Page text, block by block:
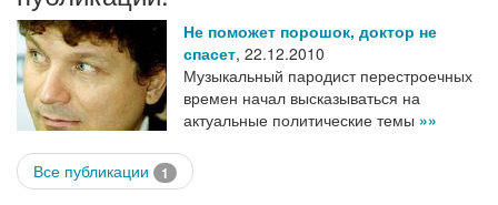
Не поможет порошок, доктор не
спасет, 22.12.2010
Музыкальный пародист перестроечных
времен начал высказываться на
актуальные политические темы »»
Все публикации 1